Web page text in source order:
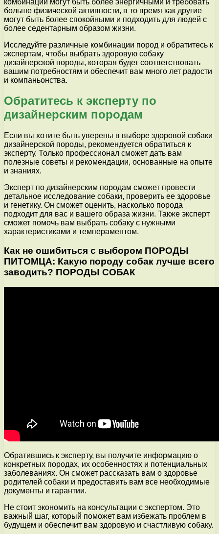
больше физической активности, в то время как другие
могут быть более спокойными и подходить для людей с
более седентарным образом жизни.
Исследуйте различные комбинации пород и обратитесь к
экспертам, чтобы выбрать здоровую собаку
дизайнерской породы, которая будет соответствовать
вашим потребностям и обеспечит вам много лет радости
и компаньонства.
Обратитесь к эксперту по
дизайнерским породам
Если вы хотите быть уверены в выборе здоровой собаки
дизайнерской породы, рекомендуется обратиться к
эксперту. Только профессионал сможет дать вам
полезные советы и рекомендации, основанные на опыте
и знаниях.
Эксперт по дизайнерским породам сможет провести
детальное исследование собаки, проверить ее здоровье
и генетику. Он сможет оценить, насколько порода
подходит для вас и вашего образа жизни. Также эксперт
сможет помочь вам выбрать собаку с нужными
характеристиками и темпераментом.
Как не ошибиться с выбором ПОРОДЫ
ПИТОМЦА: Какую породу собак лучше всего
заводить? ПОРОДЫ СОБАК
Обратившись к эксперту, вы получите информацию о
конкретных породах, их особенностях и потенциальных
заболеваниях. Он сможет рассказать вам о здоровье
родителей собаки и предоставить вам все необходимые
документы и гарантии.
Не стоит экономить на консультации с экспертом. Это
важный шаг, который поможет вам избежать проблем в
будущем и обеспечит вам здоровую и счастливую собаку.